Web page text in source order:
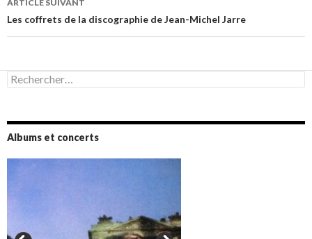
ARTICLE SUIVANT
Les coffrets de la discographie de Jean-Michel Jarre
Rechercher :
Albums et concerts